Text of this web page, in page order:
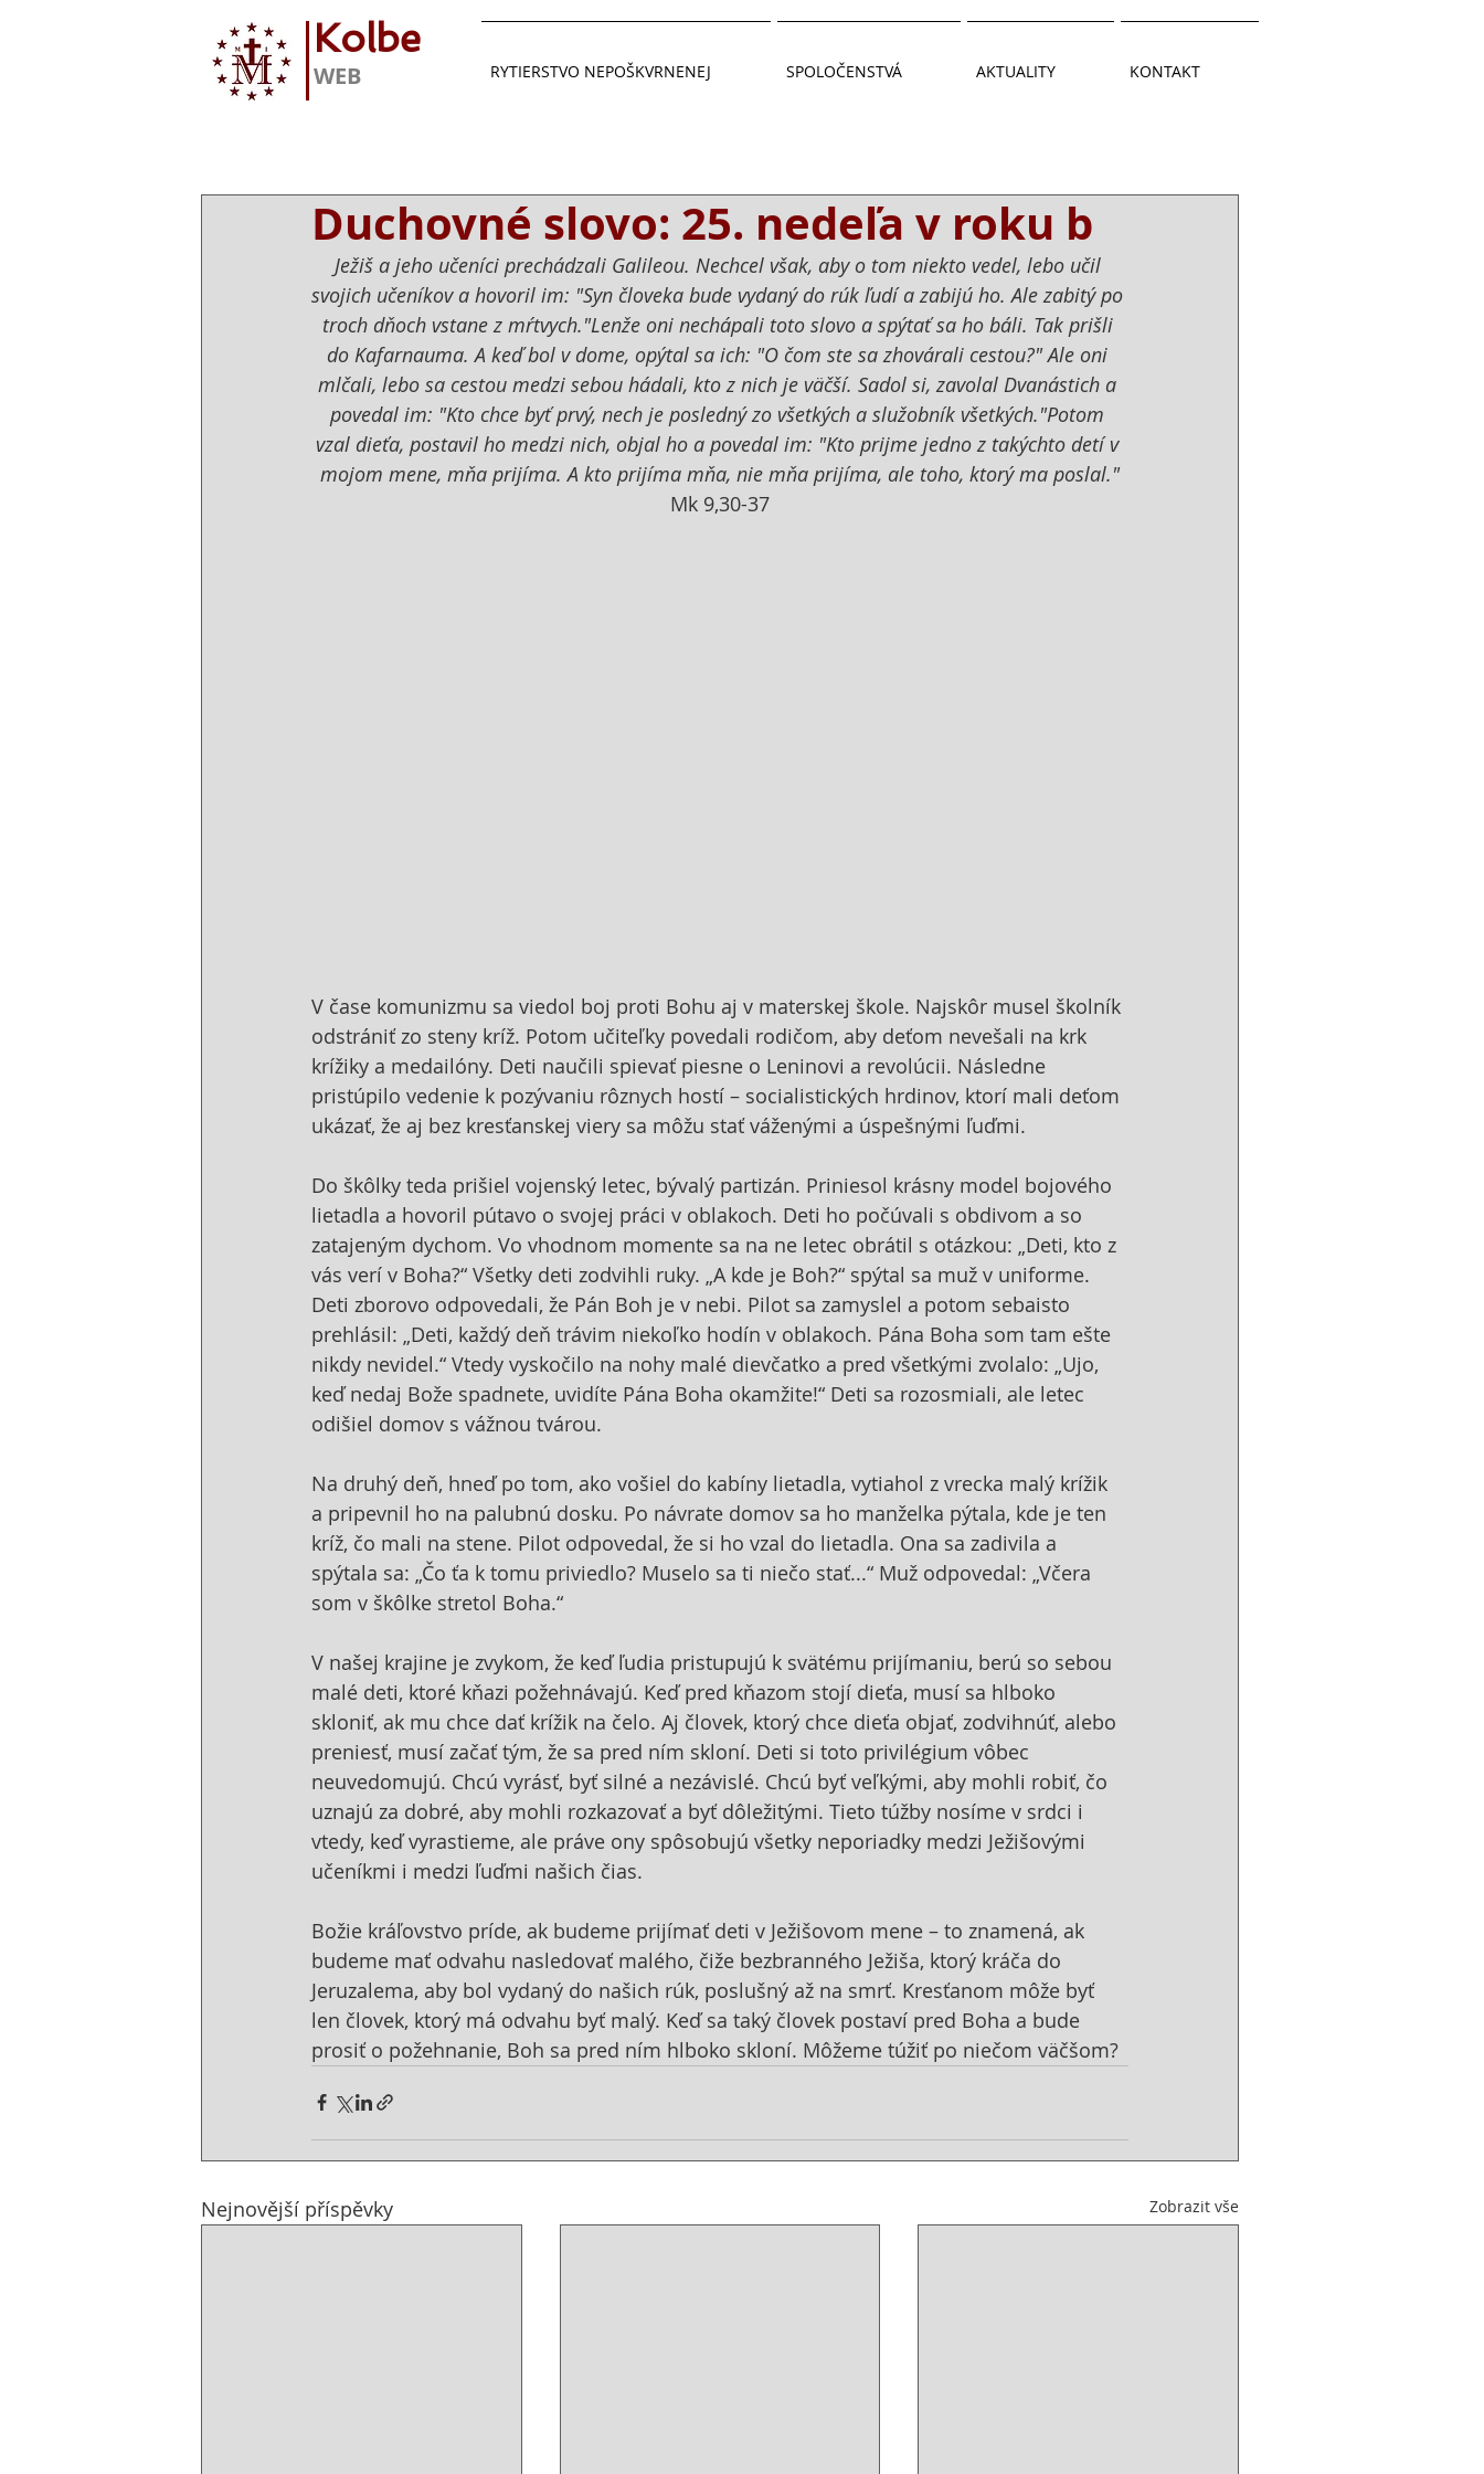
Kolbe
WEB RYTIERSTVO NEPOŠKVRNENEJ SPOLOČENSTVÁ AKTUALITY KONTAKT
Duchovné slovo: 25. nedeľa v roku b
Ježiš a jeho učeníci prechádzali Galileou. Nechcel však, aby o tom niekto vedel, lebo učil
svojich učeníkov a hovoril im: "Syn človeka bude vydaný do rúk ľudí a zabijú ho. Ale zabitý po
troch dňoch vstane z mŕtvych."Lenže oni nechápali toto slovo a spýtať sa ho báli. Tak prišli
do Kafarnauma. A keď bol v dome, opýtal sa ich: "O čom ste sa zhovárali cestou?" Ale oni
mlčali, lebo sa cestou medzi sebou hádali, kto z nich je väčší. Sadol si, zavolal Dvanástich a
povedal im: "Kto chce byť prvý, nech je posledný zo všetkých a služobník všetkých."Potom
vzal dieťa, postavil ho medzi nich, objal ho a povedal im: "Kto prijme jedno z takýchto detí v
mojom mene, mňa prijíma. A kto prijíma mňa, nie mňa prijíma, ale toho, ktorý ma poslal."
Mk 9,30-37
V čase komunizmu sa viedol boj proti Bohu aj v materskej škole. Najskôr musel školník
odstrániť zo steny kríž. Potom učiteľky povedali rodičom, aby deťom nevešali na krk
krížiky a medailóny. Deti naučili spievať piesne o Leninovi a revolúcii. Následne
pristúpilo vedenie k pozývaniu rôznych hostí – socialistických hrdinov, ktorí mali deťom
ukázať, že aj bez kresťanskej viery sa môžu stať váženými a úspešnými ľuďmi.
Do škôlky teda prišiel vojenský letec, bývalý partizán. Priniesol krásny model bojového
lietadla a hovoril pútavo o svojej práci v oblakoch. Deti ho počúvali s obdivom a so
zatajeným dychom. Vo vhodnom momente sa na ne letec obrátil s otázkou: „Deti, kto z
vás verí v Boha?“ Všetky deti zodvihli ruky. „A kde je Boh?“ spýtal sa muž v uniforme.
Deti zborovo odpovedali, že Pán Boh je v nebi. Pilot sa zamyslel a potom sebaisto
prehlásil: „Deti, každý deň trávim niekoľko hodín v oblakoch. Pána Boha som tam ešte
nikdy nevidel.“ Vtedy vyskočilo na nohy malé dievčatko a pred všetkými zvolalo: „Ujo,
keď nedaj Bože spadnete, uvidíte Pána Boha okamžite!“ Deti sa rozosmiali, ale letec
odišiel domov s vážnou tvárou.
Na druhý deň, hneď po tom, ako vošiel do kabíny lietadla, vytiahol z vrecka malý krížik
a pripevnil ho na palubnú dosku. Po návrate domov sa ho manželka pýtala, kde je ten
kríž, čo mali na stene. Pilot odpovedal, že si ho vzal do lietadla. Ona sa zadivila a
spýtala sa: „Čo ťa k tomu priviedlo? Muselo sa ti niečo stať...“ Muž odpovedal: „Včera
som v škôlke stretol Boha.“
V našej krajine je zvykom, že keď ľudia pristupujú k svätému prijímaniu, berú so sebou
malé deti, ktoré kňazi požehnávajú. Keď pred kňazom stojí dieťa, musí sa hlboko
skloniť, ak mu chce dať krížik na čelo. Aj človek, ktorý chce dieťa objať, zodvihnúť, alebo
preniesť, musí začať tým, že sa pred ním skloní. Deti si toto privilégium vôbec
neuvedomujú. Chcú vyrásť, byť silné a nezávislé. Chcú byť veľkými, aby mohli robiť, čo
uznajú za dobré, aby mohli rozkazovať a byť dôležitými. Tieto túžby nosíme v srdci i
vtedy, keď vyrastieme, ale práve ony spôsobujú všetky neporiadky medzi Ježišovými
učeníkmi i medzi ľuďmi našich čias.
Božie kráľovstvo príde, ak budeme prijímať deti v Ježišovom mene – to znamená, ak
budeme mať odvahu nasledovať malého, čiže bezbranného Ježiša, ktorý kráča do
Jeruzalema, aby bol vydaný do našich rúk, poslušný až na smrť. Kresťanom môže byť
len človek, ktorý má odvahu byť malý. Keď sa taký človek postaví pred Boha a bude
prosiť o požehnanie, Boh sa pred ním hlboko skloní. Môžeme túžiť po niečom väčšom?
Nejnovější příspěvky Zobrazit vše